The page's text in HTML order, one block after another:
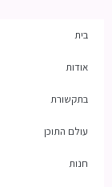
בית
אודות
בתקשורת
עולם התוכן
חנות